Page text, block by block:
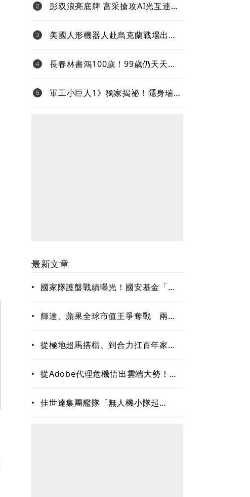
彭双浪亮底牌 富采搶攻AI光互連
功耗新藍海
美國人形機器人赴烏克蘭戰場出任
超微Ryzen AI嵌入式X100系列處理
器
長春林書鴻100歲！99歲仍天天上
生」自律人生曝光
軍工小巨人1》獨家揭祕！隱身瑞芳
最新文章
•
國家隊護盤戰績曝光！國安基金「僅
狂賺76億
• 輝達、蘋果全球市值王爭奪戰 兩種
• 從極地超馬搭檔、到合力扛百年家
二成長曲線！一窺合隆毛廠接班學
• 從Adobe代理危機悟出雲端大勢！上
再來搶無人機3D列印財
• 佳世達集團艦隊「無人機小隊起